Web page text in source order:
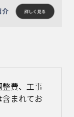
費、工事
まれてお